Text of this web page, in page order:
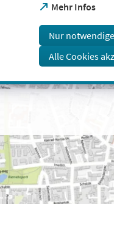
Mehr Infos
(Öffnet
einem
neuen
Tab)
Nur
Alle Cookies